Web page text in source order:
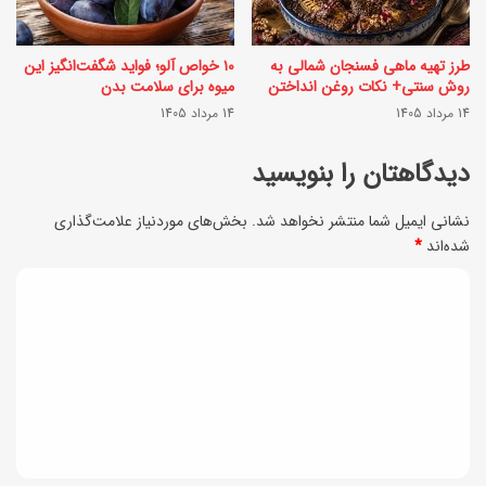
|
ب
ا
ط
م
ی
ج
ی
ع
طرز تهیه ماهی فسنجان شمالی به
روش سنتی+ نکات روغن انداختن
14 مرداد 1405
۱۰ خواص آلو؛ فواید شگفت‌انگیز این
میوه برای سلامت بدن
14 مرداد 1405
دیدگاهتان را بنویسید
نشانی ایمیل شما منتشر نخواهد شد. بخش‌های موردنیاز علامت‌گذاری
شده‌اند *